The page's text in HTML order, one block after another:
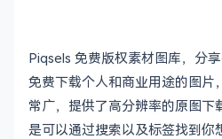
Piqsels 免费版权素材图库，分
免费下载个人和商业用途的图片
常广，提供了高分辨率的原图下
是可以通过搜索以及标签找到你